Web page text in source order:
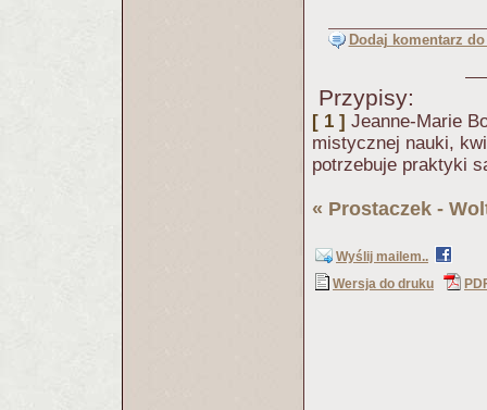
Dodaj komentarz
Przypisy:
[ 1 ] Jeanne-Marie
mistycznej nauki,
potrzebuje praktyki
« Prostaczek -
Wyślij mailem..
Wersja do druku